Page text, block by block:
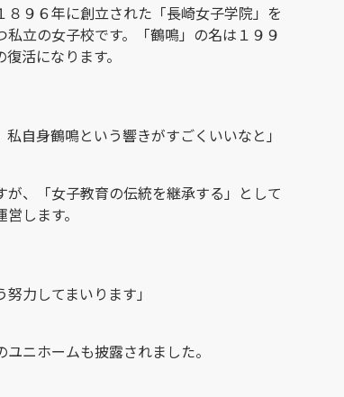
９６年に創立された「長崎女子学院」を
立の女子校です。「鶴鳴」の名は１９９
活になります。
自身鶴鳴という響きがすごくいいなと」
、「女子教育の伝統を継承する」として
します。
力してまいります」
ニホームも披露されました。